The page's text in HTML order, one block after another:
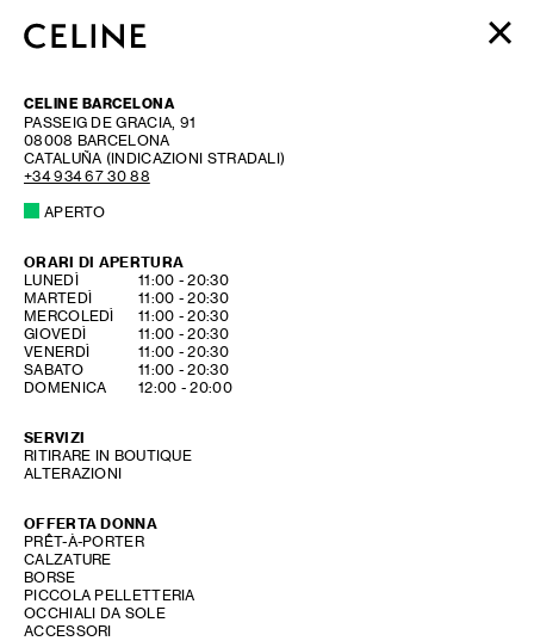
UOMO
HAUTE PARFUMERIE
BEAUTÉ
SHOPPING BAG (0)
CELINE BARCELONA
PASSEIG DE GRACIA, 91
08008 BARCELONA
CATALUÑA (INDICAZIONI STRADALI)
+34 934 67 30 88
APERTO
ORARI DI APERTURA
GIORNO DELLA SETTIMANAORE
LUNEDÌ 11:00 -20:30
MARTEDÌ
11:00 -20:30
MERCOLEDÌ
11:00 -20:30
GIOVEDÌ
11:00 -20:30
VENERDÌ
11:00 -20:30
SABATO
11:00 -20:30
DOMENICA
12:00 -20:00
SERVIZI
RITIRARE IN BOUTIQUE
ALTERAZIONI
OFFERTA DONNA
PRÊT-À-PORTER
CALZATURE
BORSE
PICCOLA PELLETTERIA
OCCHIALI DA SOLE
ACCESSORI